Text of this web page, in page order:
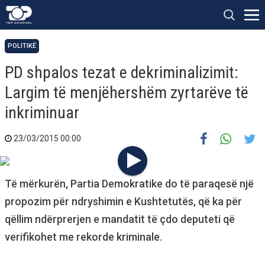
POLITIKË
PD shpalos tezat e dekriminalizimit:
Largim të menjëhershëm zyrtarëve të
inkriminuar
23/03/2015 00:00
Të mërkurën, Partia Demokratike do të paraqesë një
propozim për ndryshimin e Kushtetutës, që ka për
qëllim ndërprerjen e mandatit të çdo deputeti që
verifikohet me rekorde kriminale.